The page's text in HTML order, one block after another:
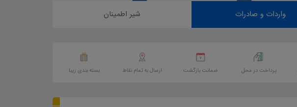
واردات و صادرات شیر اطمینان
پرداخت در محل ضمانت بازگشت ارسال به تمام نقاط بسته بندی زیبا